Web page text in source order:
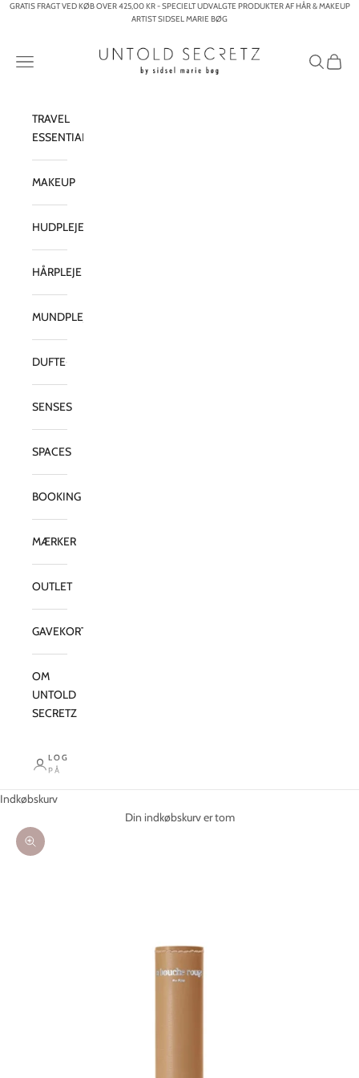
Spring til indhold
GRATIS FRAGT VED KØB OVER 425,00 KR - SPECIELT UDVALGTE PRODUKTER AF HÅR & MAKEUP
ARTIST SIDSEL MARIE BØG
Untold Secretz – By Sidsel Marie Bøg
Menu
Søg
TRAVEL
ESSENTIALS
MAKEUP
HUDPLEJE
HÅRPLEJE
MUNDPLEJE
DUFTE
SENSES
SPACES
BOOKING
MÆRKER
OUTLET
GAVEKORT
OM
UNTOLD
SECRETZ
LOG
PÅ
Indkøbskurv
Din indkøbskurv er tom
Zoom